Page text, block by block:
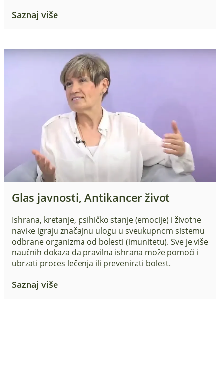
Saznaj više
Glas javnosti, Antikancer život
Ishrana, kretanje, psihičko stanje (emocije) i životne
navike igraju značajnu ulogu u sveukupnom sistemu
odbrane organizma od bolesti (imunitetu). Sve je više
naučnih dokaza da pravilna ishrana može pomoći i
ubrzati proces lečenja ili prevenirati bolest.
Saznaj više